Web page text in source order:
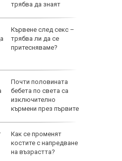
трябва да знаят
Кървене след секс –
трябва ли да се
притесняваме?
Почти половината
бебета по света са
изключително
кърмени през първите
Как се променят
костите с напредване
на възрастта?